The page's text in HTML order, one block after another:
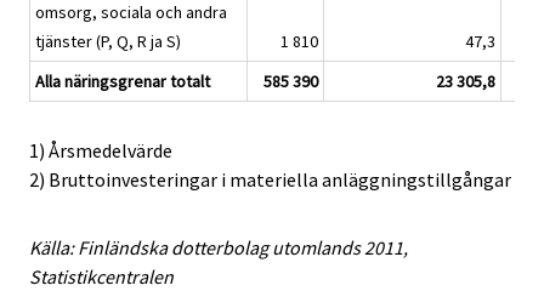
omsorg, sociala och andra
tjänster (P, Q, R ja S)
1 810
47,3
Alla näringsgrenar totalt
585 390 23 305,8
1) Årsmedelvärde
2) Bruttoinvesteringar i materiella anläggningstillgångar
Källa: Finländska dotterbolag utomlands 2011,
Statistikcentralen